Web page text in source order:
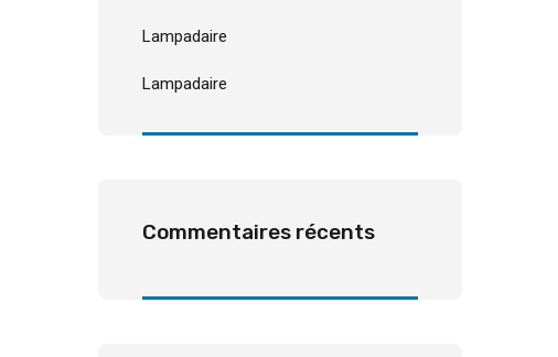
Lampadaire
Lampadaire
Commentaires récents